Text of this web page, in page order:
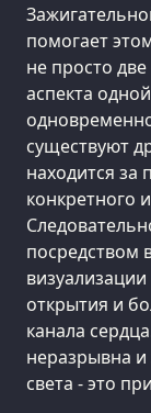
помогает
не просто
аспекта
существуют
находится за
конкретного
посредством
открытия и
канала
неразрывна
света - это